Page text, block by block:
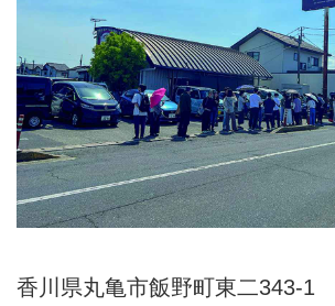
香川県丸亀市飯野町東二343-1